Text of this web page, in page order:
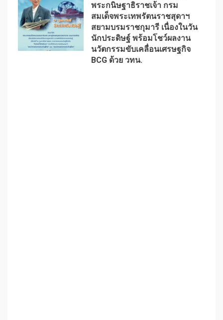
1
พระกนิษฐาธิราชเจ้า กรม
สมเด็จพระเทพรัตนราชสุดาฯ
สยามบรมราชกุมารี เนื่องในวัน
นักประดิษฐ์ พร้อมโชว์ผลงาน
นวัตกรรมขับเคลื่อนเศรษฐกิจ
BCG ด้วย วทน.